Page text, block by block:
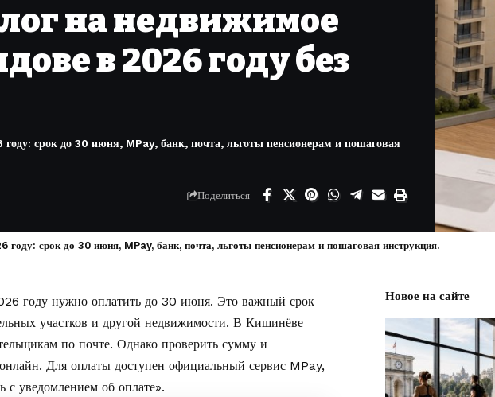
на недвижимое
в 2026 году без
срок до 30 июня, MPay, банк, почта, льготы пенсионерам и пошаговая
Поделиться
срок до 30 июня, MPay, банк, почта, льготы пенсионерам и пошаговая инструкция.
году нужно оплатить до 30 июня. Это важный срок
участков и другой недвижимости. В Кишинёве
по почте. Однако проверить сумму и
Для оплаты доступен официальный сервис MPay,
с уведомлением об оплате».
Новое на сайте